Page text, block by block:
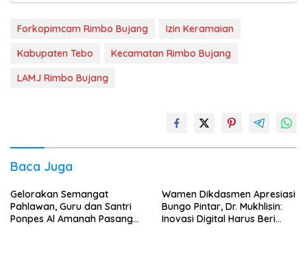
Forkopimcam Rimbo Bujang
Izin Keramaian
Kabupaten Tebo
Kecamatan Rimbo Bujang
LAMJ Rimbo Bujang
Baca Juga
Gelorakan Semangat
Pahlawan, Guru dan Santri
Ponpes Al Amanah Pasang
Wamen Dikdasmen Apresiasi
Bungo Pintar, Dr. Mukhlisin:
Inovasi Digital Harus Beri